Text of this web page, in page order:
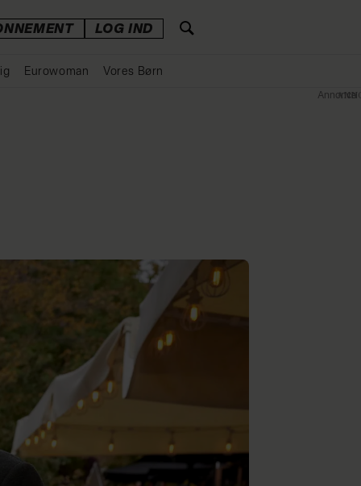
LOG IND
Eurowoman Vores Børn
Annonce